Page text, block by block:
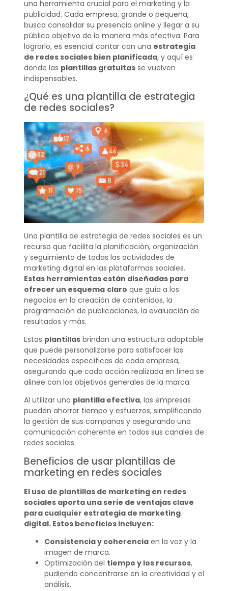
una herramienta crucial para el marketing y la
publicidad. Cada empresa, grande o pequeña,
busca consolidar su presencia online y llegar a su
público objetivo de la manera más efectiva. Para
lograrlo, es esencial contar con una estrategia
de redes sociales bien planificada, y aquí es
donde las plantillas gratuitasse vuelven
indispensables.
¿Qué es una plantilla de estrategia
de redes sociales?
Una plantilla de estrategia de redes sociales es un
recurso que facilita la planificación, organización
y seguimiento de todas las actividades de
marketing digital en las plataformas sociales.
Estas herramientas están diseñadas para
ofrecer un esquema claro que guía a los
negocios en la creación de contenidos, la
programación de publicaciones, la evaluación de
resultados y más.
Estas plantillasbrindan una estructura adaptable
que puede personalizarse para satisfacer las
necesidades específicas de cada empresa,
asegurando que cada acción realizada en línea se
alinee con los objetivos generales de la marca.
Al utilizar una plantilla efectiva, las empresas
pueden ahorrar tiempo y esfuerzos, simplificando
la gestión de sus campañas y asegurando una
comunicación coherente en todos sus canales de
redes sociales.
Beneficios de usar plantillas de
marketing en redes sociales
El uso de plantillas de marketing en redes
sociales aporta una serie de ventajas clave
para cualquier estrategia de marketing
digital. Estos beneficios incluyen:
Consistencia y coherenciaen la voz y la
imagen de marca.
Optimización del tiempo y los recursos,
pudiendo concentrarse en la creatividad y el
análisis.